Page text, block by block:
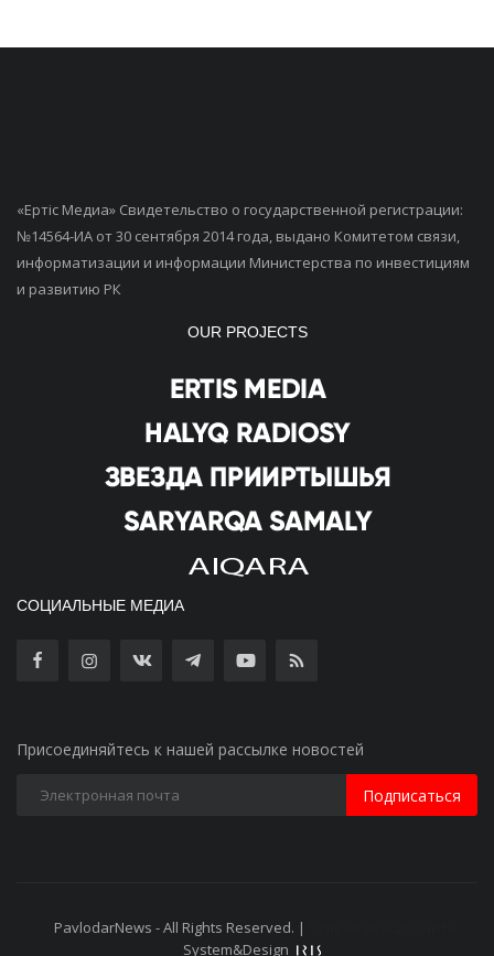
«Ертiс Медиа» Свидетельство о государственной регистрации:
№14564-ИА от 30 сентября 2014 года, выдано Комитетом связи,
информатизации и информации Министерства по инвестициям
и развитию РК
OUR PROJECTS
СОЦИАЛЬНЫЕ МЕДИА
Присоединяйтесь к нашей рассылке новостей
Подписаться
PavlodarNews - All Rights Reserved. |
System&Design